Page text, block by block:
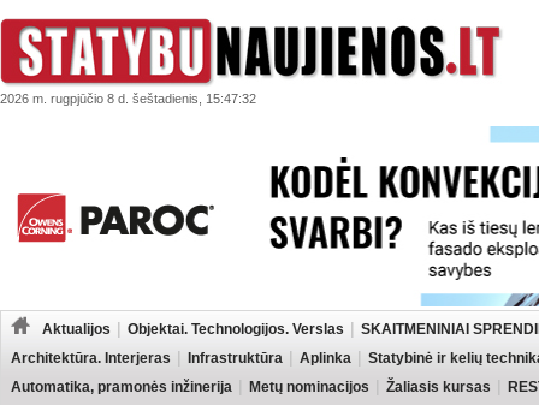
2026 m. rugpjūčio 8 d. šeštadienis, 15:47:32
Aktualijos Objektai. Technologijos. Verslas
SKAITMENINIAI
Architektūra. Interjeras
Infrastruktūra Aplinka
Statybinė ir kelių
Automatika, pramonės inžinerija
Metų nominacijos Žaliasis kursas